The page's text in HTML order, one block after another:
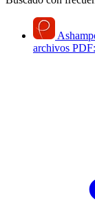
archivos